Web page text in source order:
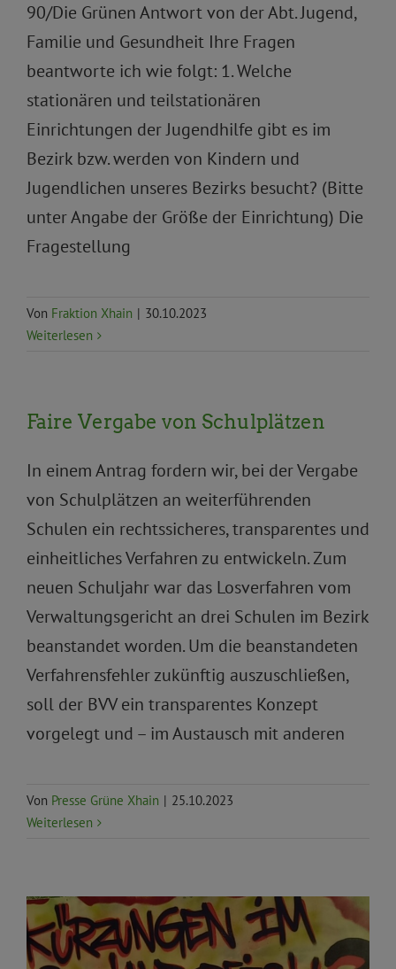
90/Die Grünen Antwort von der Abt. Jugend,
Familie und Gesundheit Ihre Fragen
beantworte ich wie folgt: 1. Welche
stationären und teilstationären
Einrichtungen der Jugendhilfe gibt es im
Bezirk bzw. werden von Kindern und
Jugendlichen unseres Bezirks besucht? (Bitte
unter Angabe der Größe der Einrichtung) Die
Fragestellung
Von Fraktion Xhain | 30.10.2023
Weiterlesen
Faire Vergabe von Schulplätzen
In einem Antrag fordern wir, bei der Vergabe
von Schulplätzen an weiterführenden
Schulen ein rechtssicheres, transparentes und
einheitliches Verfahren zu entwickeln. Zum
neuen Schuljahr war das Losverfahren vom
Verwaltungsgericht an drei Schulen im Bezirk
beanstandet worden. Um die beanstandeten
Verfahrensfehler zukünftig auszuschließen,
soll der BVV ein transparentes Konzept
vorgelegt und – im Austausch mit anderen
Von Presse Grüne Xhain | 25.10.2023
Weiterlesen